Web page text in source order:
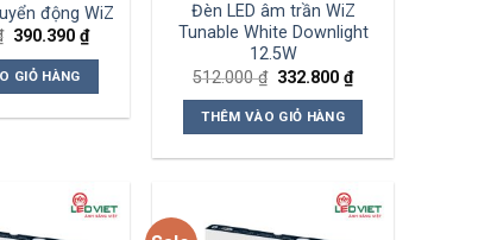
động WiZ
Giá
là:
600.600 ₫.
390.390 ₫Giá
hiện
GIỎ HÀNG
Đèn LED âm trần WiZ
Tunable White Downlight
12.5W
512.000₫ Giá
là:
512.000 ₫.
332.800₫Giá
hiện
THÊM VÀO GIỎ HÀNG